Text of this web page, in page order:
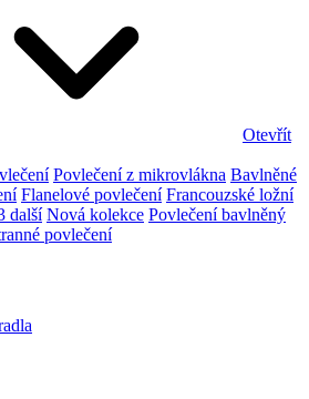
Otevřít
Povlečení z mikrovlákna Bavlněné
Flanelové povlečení Francouzské ložní
další Nová kolekce Povlečení bavlněný
povlečení